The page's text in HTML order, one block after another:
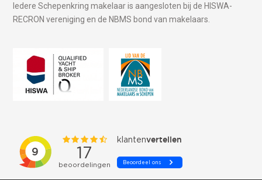
Iedere Schepenkring makelaar is aangesloten bij de HISWA-
RECRON vereniging en de NBMS bond van makelaars.